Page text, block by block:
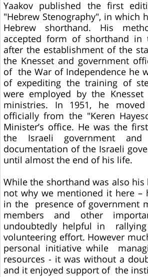
Yaakov published the first
"Hebrew Stenography", in which
Hebrew shorthand. His
accepted form of shorthand in
after the establishment of the
the Knesset and government
of the War of Independence he
of expediting the training of
were employed by the Knesset
ministries. In 1951, he
officially from the "Keren
Minister’s office. He was the
the Israeli government
documentation of the Israeli
until almost the end of his life.
While the shorthand was also
not why we mentioned it here –
in the presence of government
members and other
undoubtedly helpful in
volunteering effort. However
personal initiative while
resources - it was without a
and it enjoyed support of the